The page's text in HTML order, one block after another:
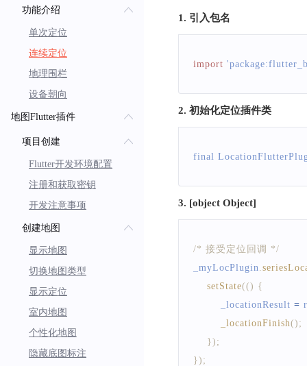
功能介绍
单次定位
连续定位
地理围栏
设备朝向
地图Flutter插件
项目创建
Flutter开发环境配置
注册和获取密钥
开发注意事项
创建地图
显示地图
切换地图类型
显示定位
室内地图
个性化地图
隐藏底图标注
1. 引入包名
import
2. 初始化定位插件类
final
3. [object Object]
/* 接受定位回调 */
_myLocPlugin
setState(() {
        _locationResult
=
_locationFinish() ;
}) ;
}) ;